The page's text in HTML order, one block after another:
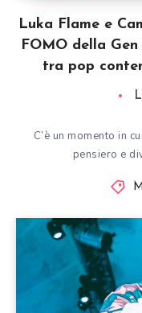
Luka Flame e
FOMO della
tra pop
C’è un momento in
pensiero e